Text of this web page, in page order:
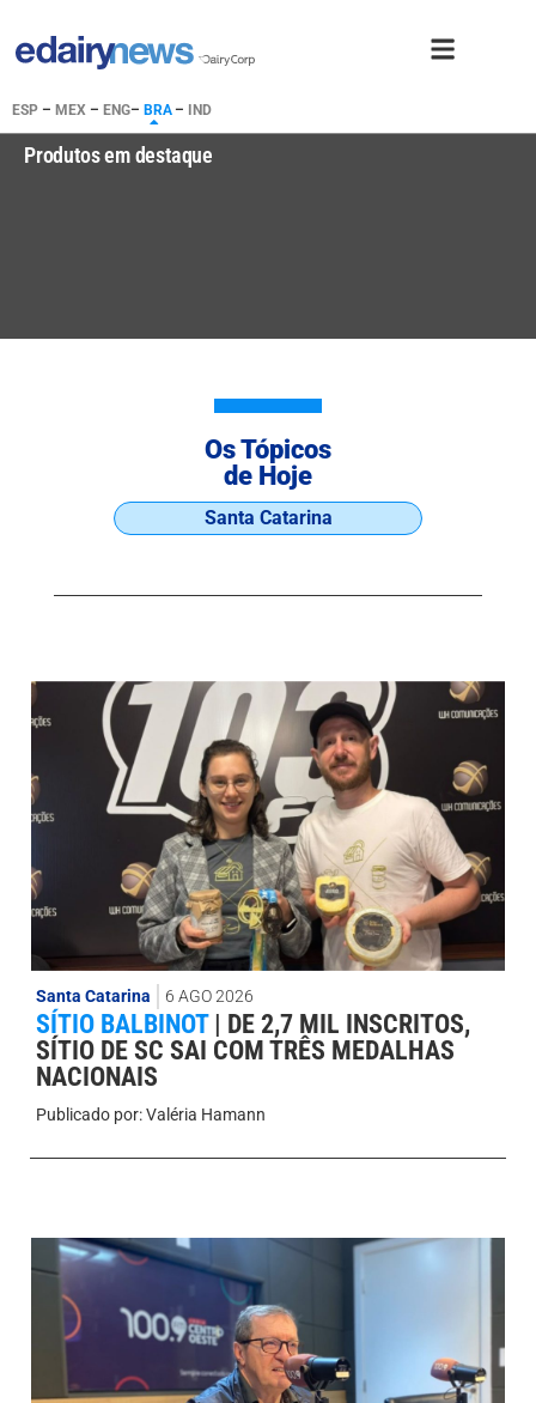
ESP – MEX – ENG– BRA– IND
Produtos em destaque
Os Tópicos
de Hoje
Santa Catarina
Santa Catarina 6 AGO 2026
SÍTIO BALBINOT | DE 2,7 MIL INSCRITOS,
SÍTIO DE SC SAI COM TRÊS MEDALHAS
NACIONAIS
Publicado por:Valéria Hamann